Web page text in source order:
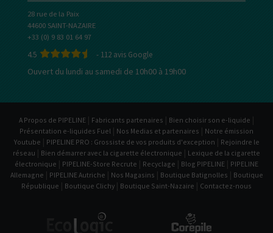
28 rue de la Paix
44600 SAINT-NAZAIRE
+33 (0) 9 83 01 64 97
4.5 - 112 avis Google
Ouvert du lundi au samedi de 10h00 à 19h00
A Propos de PIPELINE | Fabricants partenaires | Bien choisir son e-liquide |
Présentation e-liquides Fuel | Nos Medias et partenaires | Notre émission
Youtube | PIPELINE PRO : Grossiste de vos produits d'exception | Rejoindre le
réseau | Bien démarrer avec la cigarette électronique | Lexique de la cigarette
électronique | PIPELINE-Store Recrute | Recyclage | Blog PIPELINE | PIPELINE
Allemagne | PIPELINE Autriche | Nos Magasins | Boutique Batignolles | Boutique
République | Boutique Clichy | Boutique Saint-Nazaire | Contactez-nous